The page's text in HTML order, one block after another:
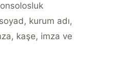
kurum adı,
kaşe, imza ve